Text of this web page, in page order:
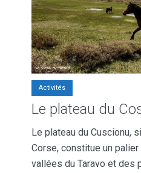
Activités
Le plateau du
Le plateau du Cuscionu,
Corse, constitue un
vallées du Taravo et des